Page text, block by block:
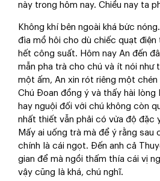
này trong hôm nay. Chiều nay ta
Không khí bên ngoài khá bức
đìa mồ hôi cho dù chiếc quạt
hết công suất. Hôm nay An đến
mẫn pha trà cho chú và ít nói như
một ấm, An xin rót riêng một
Chú Đoan đồng ý và thấy hài lòng
hay nguội đối với chú không còn
nhất thiết vẫn phải có vừa độ đặc
Mấy ai uống trà mà để ý rằng sau
chính là cái ngọt. Đến anh cả
gian để mà ngồi thấm thía cái vị
vậy cũng là khá, chú nghĩ.